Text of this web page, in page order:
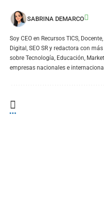
SABRINA DEMARCO
Soy CEO en Recursos TICS,
Digital, SEO SR y redactora con
sobre Tecnología, Educación,
empresas nacionales e